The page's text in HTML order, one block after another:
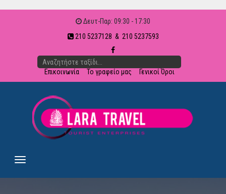
Δευτ-Παρ: 09:30 - 17:30
210 5237128 & 210 5237593
Επικοινωνία Το γραφείο μας Γενικοί Όροι